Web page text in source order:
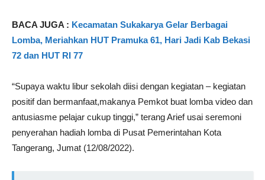
BACA JUGA : Kecamatan Sukakarya Gelar Berbagai
Lomba, Meriahkan HUT Pramuka 61, Hari Jadi Kab Bekasi
72 dan HUT RI 77
“Supaya waktu libur sekolah diisi dengan kegiatan – kegiatan
positif dan bermanfaat,makanya Pemkot buat lomba video dan
antusiasme pelajar cukup tinggi,” terang Arief usai seremoni
penyerahan hadiah lomba di Pusat Pemerintahan Kota
Tangerang, Jumat (12/08/2022).